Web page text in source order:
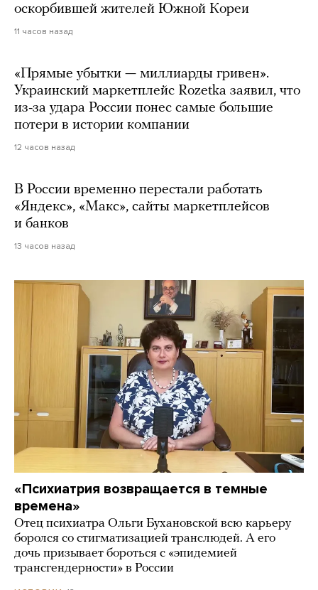
оскорбившей жителей Южной Кореи
11 часов назад
«Прямые убытки — миллиарды гривен».
Украинский маркетплейс Rozetka заявил, что
из-за удара России понес самые большие
потери в истории компании
12 часов назад
В России временно перестали работать
«Яндекс», «Макс», сайты маркетплейсов
и банков
13 часов назад
«Психиатрия возвращается в темные
времена»
Отец психиатра Ольги Бухановской всю карьеру
боролся со стигматизацией транслюдей. А его
дочь призывает бороться с «эпидемией
трансгендерности» в России